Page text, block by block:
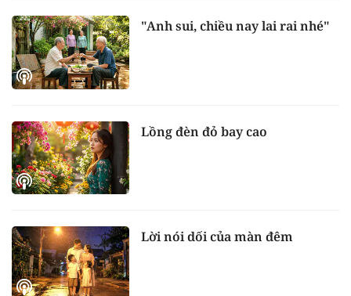
"Anh sui, chiều nay lai rai nhé"
Lồng đèn đỏ bay cao
Lời nói dối của màn đêm